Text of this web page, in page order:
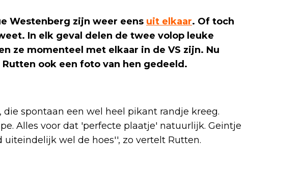
Westenberg zijn weer eens uit elkaar. Of toch
In elk geval delen de twee volop leuke
ze momenteel met elkaar in de VS zijn. Nu
ook een foto van hen gedeeld.
spontaan een wel heel pikant randje kreeg.
Alles voor dat 'perfecte plaatje' natuurlijk. Geintje
wel de hoes'', zo vertelt Rutten.